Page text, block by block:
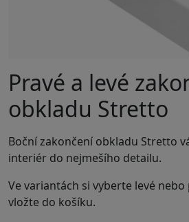
Pravé a levé
obkladu Stretto
Boční zakončení obkladu Stretto
interiér do nejmešího detailu.
Ve variantách si vyberte levé
vložte do košíku.